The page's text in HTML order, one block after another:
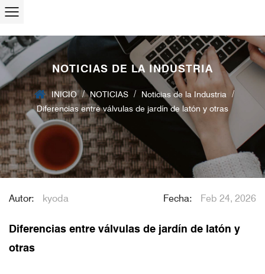
NOTICIAS DE LA INDUSTRIA
INICIO / NOTICIAS / Noticias de la Industria
/
Diferencias entre válvulas de jardín de latón y otras
Autor: kyoda Fecha: Feb 24, 2026
Diferencias entre válvulas de jardín de latón y
otras